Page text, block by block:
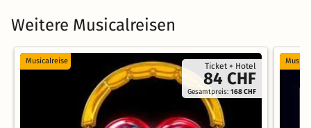
Weitere Musicalreisen
Ticket + Hotel
84 CHF
Gesamtpreis:168 CHF
Musicalreise